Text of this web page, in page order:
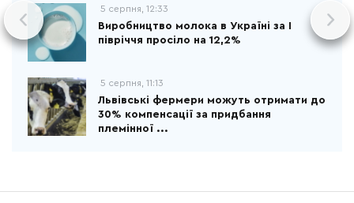
5 серпня, 12:33
Виробництво молока в Україні за І
півріччя просіло на 12,2%
5 серпня, 11:13
Львівські фермери можуть отримати до
30% компенсації за придбання
племінної ...